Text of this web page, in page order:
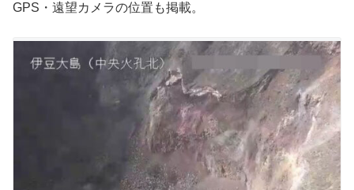
GPS・遠望カメラの位置も掲載。